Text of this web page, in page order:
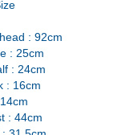
: 92cm
: 25cm
: 24cm
: 16cm
: 44cm